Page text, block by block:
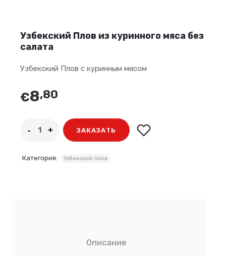
Узбекский Плов из куринного мяса без
салата
Узбекский Плов с куринным мясом
€8,80
ЗАКАЗАТЬ
Категория: Узбекский плов
Описание